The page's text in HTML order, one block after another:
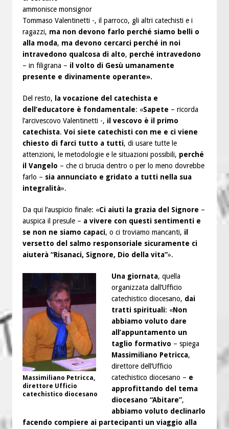
ammonisce monsignor
Tommaso Valentinetti -, il parroco, gli altri catechisti e i
ragazzi, ma non devono farlo perché siamo belli o
alla moda, ma devono cercarci perché in noi
intravedono qualcosa di alto, perché intravedono
– in filigrana – il volto di Gesù umanamente
presente e divinamente operante».
Del resto,
la vocazione del catechista e
dell’educatore è fondamentale: «Sapete – ricorda
l’arcivescovo Valentinetti -, il vescovo è il primo
catechista. Voi siete catechisti con me e ci viene
chiesto di farci tutto a tutti, di usare tutte le
attenzioni, le metodologie e le situazioni possibili, perché
il Vangelo – che ci brucia dentro o per lo meno dovrebbe
farlo – sia annunciato e gridato a tutti nella sua
integralità».
Da qui l’auspicio finale: «Ci aiuti la grazia del Signore –
auspica il presule – a vivere con questi sentimenti e
se non ne siamo capaci, o ci troviamo mancanti, il
versetto del salmo responsoriale sicuramente ci
aiuterà “Risanaci, Signore, Dio della vita”».
Massimiliano Petricca,
direttore Ufficio
catechistico diocesano
Una giornata, quella
organizzata dall’Ufficio
catechistico diocesano, dai
tratti spirituali: «Non
abbiamo voluto dare
all’appuntamento un
taglio formativo – spiega
Massimiliano Petricca,
direttore dell’Ufficio
catechistico diocesano – e
approfittando del tema
diocesano “Abitare”,
abbiamo voluto declinarlo
facendo compiere ai partecipanti un viaggio alla